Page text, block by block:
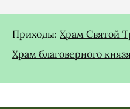
Приходы: Храм Святой
Храм благоверного